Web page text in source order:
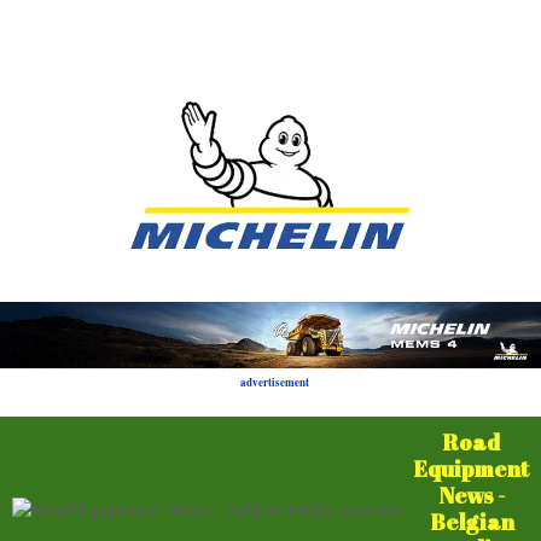
advertisement
Road
Equipment
News -
Belgian